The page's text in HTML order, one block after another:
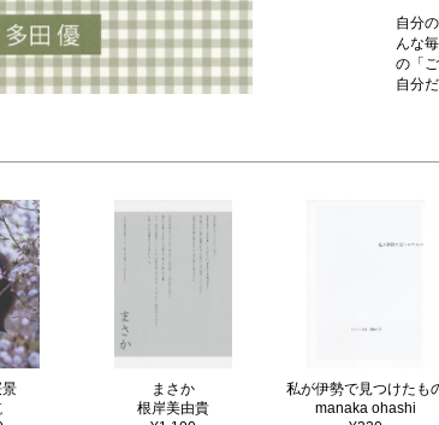
自分
んな
の「
自分
まさか
根岸美由貴
私が伊勢で見つけたも
manaka ohashi